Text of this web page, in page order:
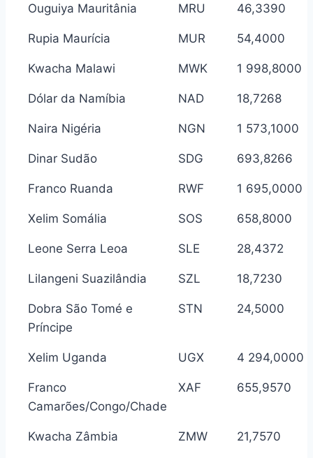
Ouguiya Mauritânia MRU 46,3390
Rupia Maurícia MUR 54,4000
Kwacha Malawi MWK 1 998,8000
Dólar da Namíbia NAD 18,7268
Naira Nigéria NGN 1 573,1000
Dinar Sudão SDG 693,8266
Franco Ruanda RWF 1 695,0000
Xelim Somália SOS 658,8000
Leone Serra Leoa SLE 28,4372
Lilangeni Suazilândia SZL 18,7230
Dobra São Tomé e
Príncipe
STN 24,5000
Xelim Uganda UGX 4 294,0000
Franco
Camarões/Congo/Chade
XAF 655,9570
Kwacha Zâmbia ZMW 21,7570